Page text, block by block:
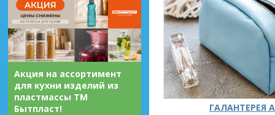
Акция на ассортимент
для кухни изделий из
пластмассы ТМ
Бытпласт!
ГАЛАНТЕРЕЯ